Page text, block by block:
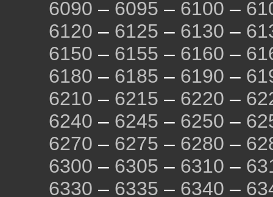
6090 – 6095 – 6100 –
6120 – 6125 – 6130 –
6150 – 6155 – 6160 –
6180 – 6185 – 6190 –
6210 – 6215 – 6220 –
6240 – 6245 – 6250 –
6270 – 6275 – 6280 –
6300 – 6305 – 6310 –
6330 – 6335 – 6340 –